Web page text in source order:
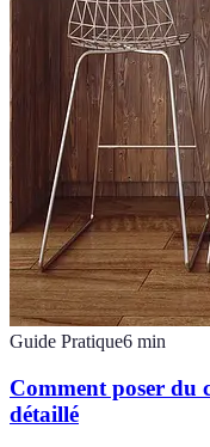
Guide Pratique6 min
Comment poser du
détaillé